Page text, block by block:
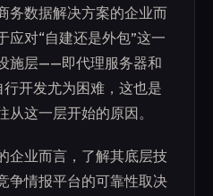
务数据解决方案的企业而
应对“自建还是外包”这一
施层——即代理服务器和
开发尤为困难，这也是
这一层开始的原因。
企业而言，了解其底层技
争情报平台的可靠性取决